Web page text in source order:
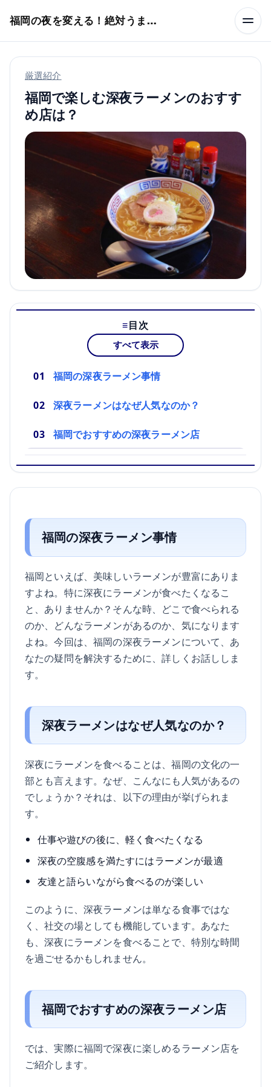
福岡の夜を変える！絶対うまい店
厳選紹介
福岡で楽しむ深夜ラーメンのおすす
め店は？
目次
すべて表示
福岡の深夜ラーメン事情
深夜ラーメンはなぜ人気なのか？
福岡でおすすめの深夜ラーメン店
福岡の深夜ラーメン事情
福岡といえば、美味しいラーメンが豊富にありま
すよね。特に深夜にラーメンが食べたくなるこ
と、ありませんか？そんな時、どこで食べられる
のか、どんなラーメンがあるのか、気になります
よね。今回は、福岡の深夜ラーメンについて、あ
なたの疑問を解決するために、詳しくお話ししま
す。
深夜ラーメンはなぜ人気なのか？
深夜にラーメンを食べることは、福岡の文化の一
部とも言えます。なぜ、こんなにも人気があるの
でしょうか？それは、以下の理由が挙げられま
す。
仕事や遊びの後に、軽く食べたくなる
深夜の空腹感を満たすにはラーメンが最適
友達と語らいながら食べるのが楽しい
このように、深夜ラーメンは単なる食事ではな
く、社交の場としても機能しています。あなた
も、深夜にラーメンを食べることで、特別な時間
を過ごせるかもしれません。
福岡でおすすめの深夜ラーメン店
では、実際に福岡で深夜に楽しめるラーメン店を
ご紹介します。